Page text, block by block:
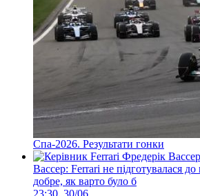
Спа-2026. Результати гонки
Вассер: Ferrari не підготувалася до
добре, як варто було б
23:30, 30/06